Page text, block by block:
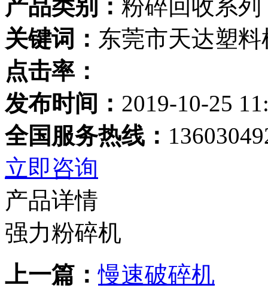
产品类别： 粉碎回收系列
关键词： 东莞市天达塑
点击率：
发布时间： 2019-10-25
全国服务热线：
立即咨询
产品详情
强力粉碎机
上一篇：慢速破碎机